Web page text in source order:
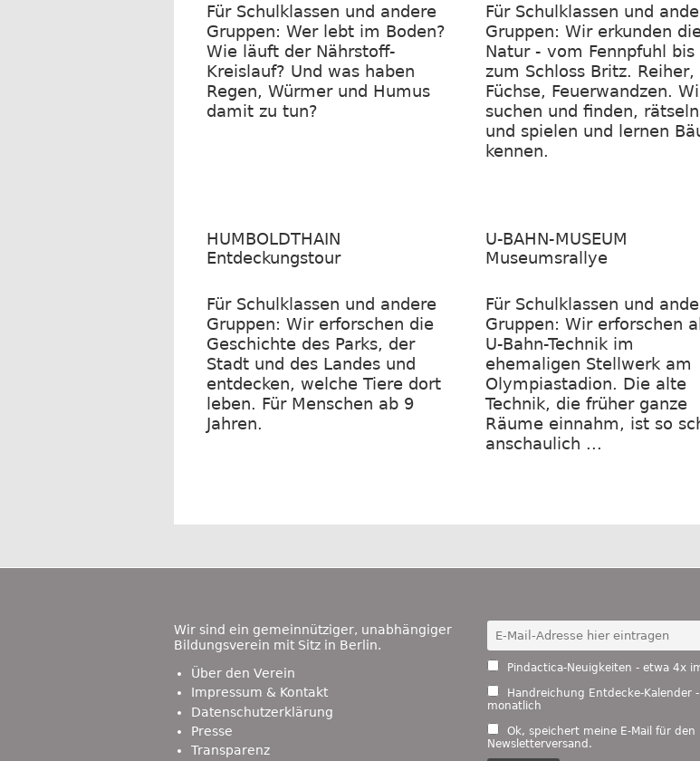
Für Schulklassen und andere
Gruppen: Wer lebt im Boden?
Wie läuft der Nährstoff-
Kreislauf? Und was haben
Regen, Würmer und Humus
damit zu tun?
Für Schulklassen und
Gruppen: Wir erkunden die
Natur - vom Fennpfuhl bis
zum Schloss Britz. Reiher,
Füchse, Feuerwandzen.
suchen und finden, rätseln
und spielen und lernen
kennen.
HUMBOLDTHAIN
Entdeckungstour
Für Schulklassen und andere
Gruppen: Wir erforschen die
Geschichte des Parks, der
Stadt und des Landes und
entdecken, welche Tiere dort
leben. Für Menschen ab 9
Jahren.
U-BAHN-MUSEUM
Museumsrallye
Für Schulklassen und
Gruppen: Wir erforschen
U-Bahn-Technik im
ehemaligen Stellwerk am
Olympiastadion. Die alte
Technik, die früher ganze
Räume einnahm, ist so
anschaulich ...
Footer
Wir sind ein gemeinnütziger, unabhängiger
Bildungsverein mit Sitz in Berlin.
Über den Verein
Impressum & Kontakt
Datenschutzerklärung
Presse
Transparenz
Pindactica-Neuigkeiten - etwa 4x
Handreichung Entdecke-Kalender -
monatlich
Ok, speichert meine E-Mail für den
Newsletterversand.